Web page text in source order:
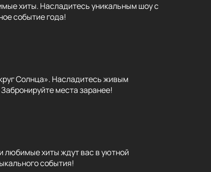
хиты. Насладитесь уникальным шоу с
событие года!
Солнца». Насладитесь живым
места заранее!
любимые хиты ждут вас в уютной
события!